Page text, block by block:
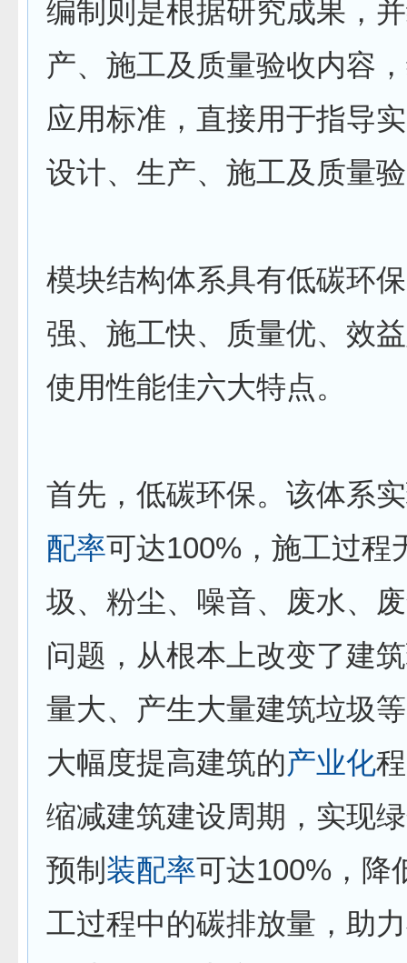
编制则是根据研究成果，
产、施工及质量验收内容
应用标准，直接用于指导
设计、生产、施工及质量
模块结构体系具有低碳环
强、施工快、质量优、效
使用性能佳六大特点。
首先，低碳环保。该体系
配率可达100%，施工过程
圾、粉尘、噪音、废水、
问题，从根本上改变了建
量大、产生大量建筑垃圾
大幅度提高建筑的产业化
缩减建筑建设周期，实现
预制 装配率可达100%，降
工过程中的碳排放量，助